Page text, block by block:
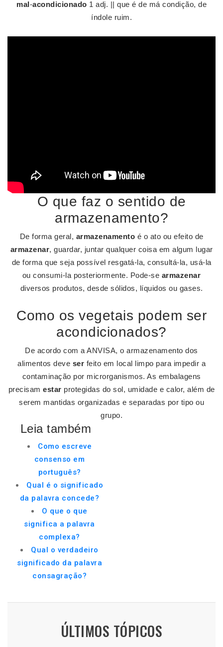
mal-acondicionado 1 adj. || que é de má condição, de
índole ruim.
O que faz o sentido de
armazenamento?
De forma geral, armazenamento é o ato ou efeito de
armazenar, guardar, juntar qualquer coisa em algum lugar
de forma que seja possível resgatá-la, consultá-la, usá-la
ou consumi-la posteriormente. Pode-se armazenar
diversos produtos, desde sólidos, líquidos ou gases.
Como os vegetais podem ser
acondicionados?
De acordo com a ANVISA, o armazenamento dos
alimentos deve ser feito em local limpo para impedir a
contaminação por microrganismos. As embalagens
precisam estar protegidas do sol, umidade e calor, além de
serem mantidas organizadas e separadas por tipo ou
grupo.
Leia também
Como escreve
consenso em
português?
Qual é o significado
da palavra concede?
O que o que
significa a palavra
complexa?
Qual o verdadeiro
significado da palavra
consagração?
ÚLTIMOS TÓPICOS